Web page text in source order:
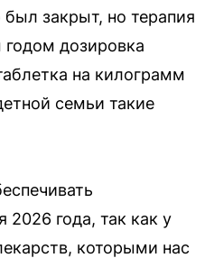
закрыт, но терапия
дозировка
на килограмм
семьи такие
2026 года, так как у
которыми нас